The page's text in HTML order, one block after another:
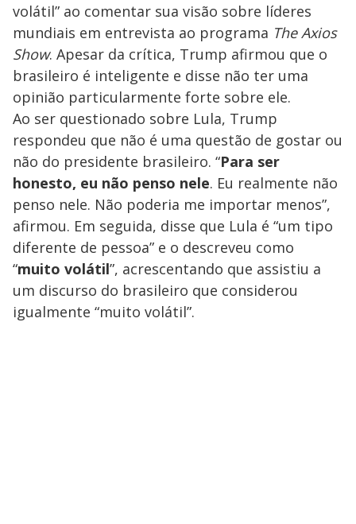
volátil” ao comentar sua visão sobre líderes
mundiais em entrevista ao programa The Axios
Show. Apesar da crítica, Trump afirmou que o
brasileiro é inteligente e disse não ter uma
opinião particularmente forte sobre ele.
Ao ser questionado sobre Lula, Trump
respondeu que não é uma questão de gostar ou
não do presidente brasileiro. “Para ser
honesto, eu não penso nele. Eu realmente não
penso nele. Não poderia me importar menos”,
afirmou. Em seguida, disse que Lula é “um tipo
diferente de pessoa” e o descreveu como
“muito volátil”, acrescentando que assistiu a
um discurso do brasileiro que considerou
igualmente “muito volátil”.